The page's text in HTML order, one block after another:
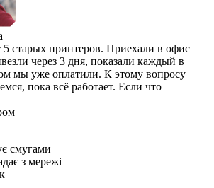
старых принтеров. Приехали в офис
через 3 дня, показали каждый в
мы уже оплатили. К этому вопросу
пока всё работает. Если что —
смугами
з мережі